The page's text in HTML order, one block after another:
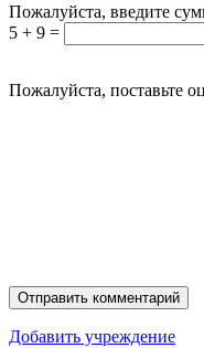
Пожалуйста, введите
5 + 9 =
Пожалуйста, поставьте
Добавить учреждение